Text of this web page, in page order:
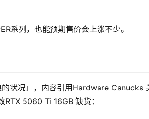
系列，也能预期售价会上涨不少。
状况」，内容引用Hardware Canucks
5060 Ti 16GB 缺货：